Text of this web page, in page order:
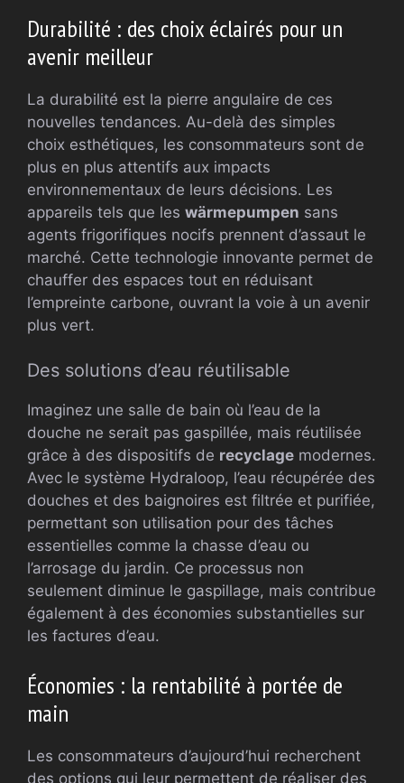
Durabilité : des choix éclairés pour un
avenir meilleur
La durabilité est la pierre angulaire de ces
nouvelles tendances. Au-delà des simples
choix esthétiques, les consommateurs sont de
plus en plus attentifs aux impacts
environnementaux de leurs décisions. Les
appareils tels que les wärmepumpen sans
agents frigorifiques nocifs prennent d’assaut le
marché. Cette technologie innovante permet de
chauffer des espaces tout en réduisant
l’empreinte carbone, ouvrant la voie à un avenir
plus vert.
Des solutions d’eau réutilisable
Imaginez une salle de bain où l’eau de la
douche ne serait pas gaspillée, mais réutilisée
grâce à des dispositifs de recyclage modernes.
Avec le système Hydraloop, l’eau récupérée des
douches et des baignoires est filtrée et purifiée,
permettant son utilisation pour des tâches
essentielles comme la chasse d’eau ou
l’arrosage du jardin. Ce processus non
seulement diminue le gaspillage, mais contribue
également à des économies substantielles sur
les factures d’eau.
Économies : la rentabilité à portée de
main
Les consommateurs d’aujourd’hui recherchent
des options qui leur permettent de réaliser des